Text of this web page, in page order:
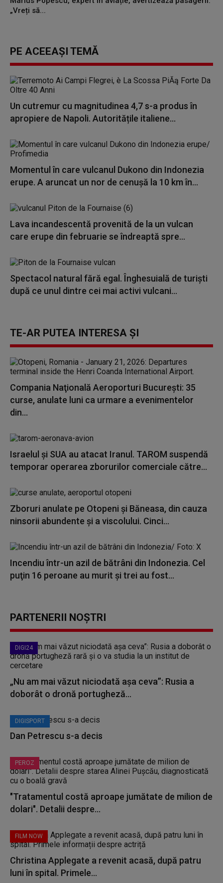
„Vreți să...
PE ACEEAȘI TEMĂ
Un cutremur cu magnitudinea 4,7 s-a produs în
apropiere de Napoli. Autoritățile italiene...
Momentul în care vulcanul Dukono din Indonezia
erupe. A aruncat un nor de cenușă la 10 km în...
Lava incandescentă provenită de la un vulcan
care erupe din februarie se îndreaptă spre...
Spectacol natural fără egal. Înghesuială de turiști
după ce unul dintre cei mai activi vulcani...
TE-AR PUTEA INTERESA ȘI
Compania Naţională Aeroporturi Bucureşti: 35
curse, anulate luni ca urmare a evenimentelor
din...
Israelul şi SUA au atacat Iranul. TAROM suspendă
temporar operarea zborurilor comerciale către...
Zboruri anulate pe Otopeni și Băneasa, din cauza
ninsorii abundente și a viscolului. Cinci...
Incendiu într-un azil de bătrâni din Indonezia. Cel
puţin 16 peroane au murit şi trei au fost...
PARTENERII NOȘTRI
DIGI24
„Nu am mai văzut niciodată așa ceva”: Rusia a
doborât o dronă portugheză...
DIGISPORT
Dan Petrescu s-a decis
PEROZ
"Tratamentul costă aproape jumătate de milion de
dolari". Detalii despre...
FILM NOW
Christina Applegate a revenit acasă, după patru
luni în spital. Primele...